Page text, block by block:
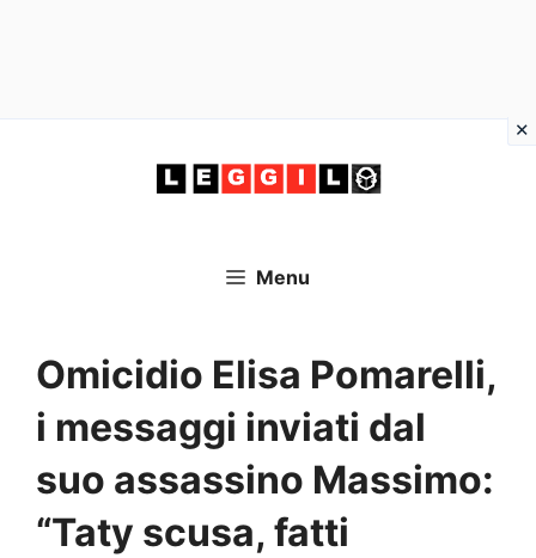
Menu
Omicidio Elisa Pomarelli,
i messaggi inviati dal
suo assassino Massimo:
“Taty scusa, fatti